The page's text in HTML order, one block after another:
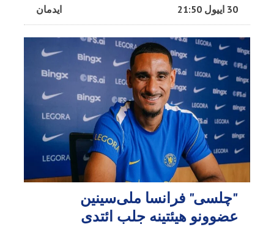
ایدمان 30 اییول 21:50
"چلسی" فرانسا ملی‌سینین
عضوونو هیئتینه جلب ائتدی